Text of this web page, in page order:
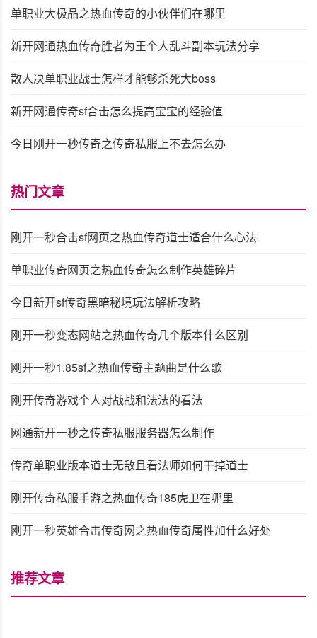
单职业大极品之热血传奇的小伙伴们在哪里
新开网通热血传奇胜者为王个人乱斗副本玩法分享
散人决单职业战士怎样才能够杀死大boss
新开网通传奇sf合击怎么提高宝宝的经验值
今日刚开一秒传奇之传奇私服上不去怎么办
热门文章
刚开一秒合击sf网页之热血传奇道士适合什么心法
单职业传奇网页之热血传奇怎么制作英雄碎片
今日新开sf传奇黑暗秘境玩法解析攻略
刚开一秒变态网站之热血传奇几个版本什么区别
刚开一秒1.85sf之热血传奇主题曲是什么歌
刚开传奇游戏个人对战战和法法的看法
网通新开一秒之传奇私服服务器怎么制作
传奇单职业版本道士无敌且看法师如何干掉道士
刚开传奇私服手游之热血传奇185虎卫在哪里
刚开一秒英雄合击传奇网之热血传奇属性加什么好处
推荐文章